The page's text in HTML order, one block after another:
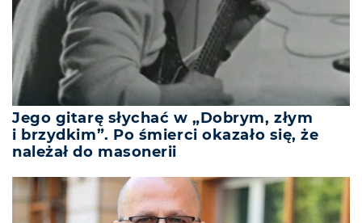
Jego gitarę słychać w „Dobrym, złym
i brzydkim”. Po śmierci okazało się, że
należał do masonerii